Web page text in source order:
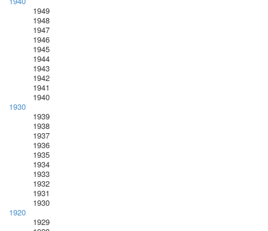
1949
1948
1947
1946
1945
1944
1943
1942
1941
1940
1930
1939
1938
1937
1936
1935
1934
1933
1932
1931
1930
1920
1929